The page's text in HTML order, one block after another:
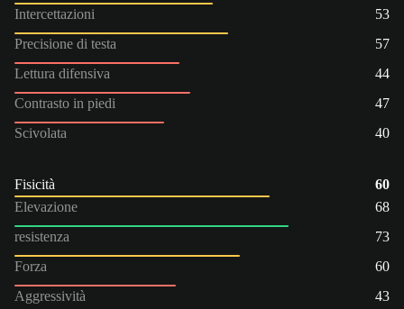
Intercettazioni
53
Precisione di testa
57
Lettura difensiva
44
Contrasto in piedi
47
Scivolata
40
Fisicità
60
Elevazione
68
resistenza
73
Forza
60
Aggressività
43